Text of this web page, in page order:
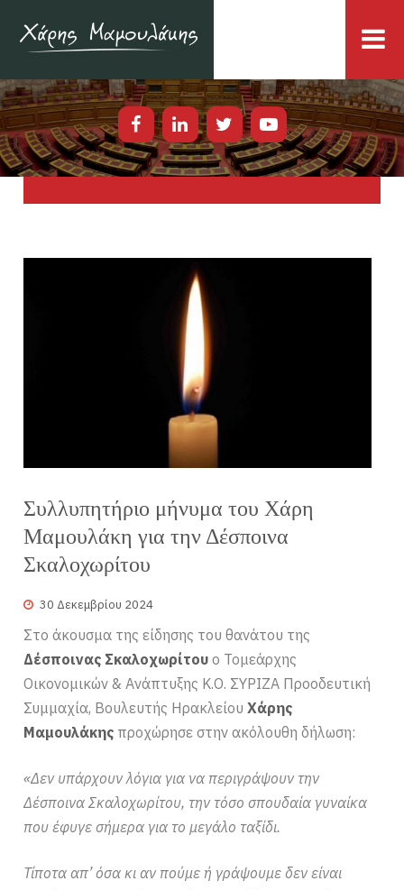
Συλλυπητήριο μήνυμα του Χάρη
Μαμουλάκη για την Δέσποινα
Σκαλοχωρίτου
30 Δεκεμβρίου 2024
Στο άκουσμα της είδησης του θανάτου της
Δέσποινας Σκαλοχωρίτου ο Τομεάρχης
Οικονομικών & Ανάπτυξης Κ.Ο. ΣΥΡΙΖΑ Προοδευτική
Συμμαχία, Βουλευτής ΗρακλείουΧάρης
Μαμουλάκης προχώρησε στην ακόλουθη δήλωση:
«Δεν υπάρχουν λόγια για να περιγράψουν την
Δέσποινα Σκαλοχωρίτου, την τόσο σπουδαία γυναίκα
που έφυγε σήμερα για το μεγάλο ταξίδι.
Τίποτα απ’ όσα κι αν πούμε ή γράψουμε δεν είναι